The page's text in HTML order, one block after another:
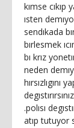
kımse cıkıp
ısten
sendıkada
bırlesmek
bı krız
neden
hırsızlıgını
.polısı
atıp tutuyor